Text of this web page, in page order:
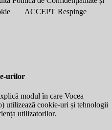
ACCEPT Respinge
urilor
modul în care Vocea
) utilizează cookie-uri și tehnologii
utilizatorilor.